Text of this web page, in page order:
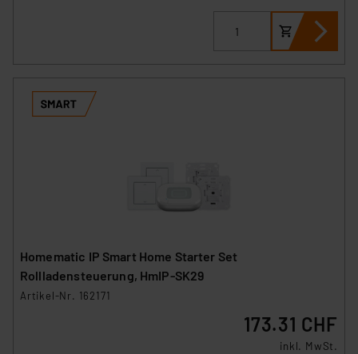
Homematic IP Smart Home Starter Set
Rollladensteuerung, HmIP-SK29
Artikel-Nr. 162171
173.31 CHF
inkl. MwSt.